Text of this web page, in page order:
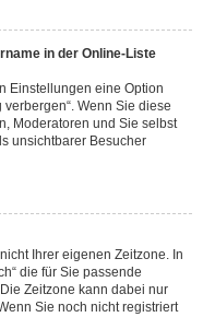
in der Online-Liste
Einstellungen eine Option
Wenn Sie diese
Moderatoren und Sie selbst
unsichtbarer Besucher
Ihrer eigenen Zeitzone. In
die für Sie passende
Zeitzone kann dabei nur
Sie noch nicht registriert